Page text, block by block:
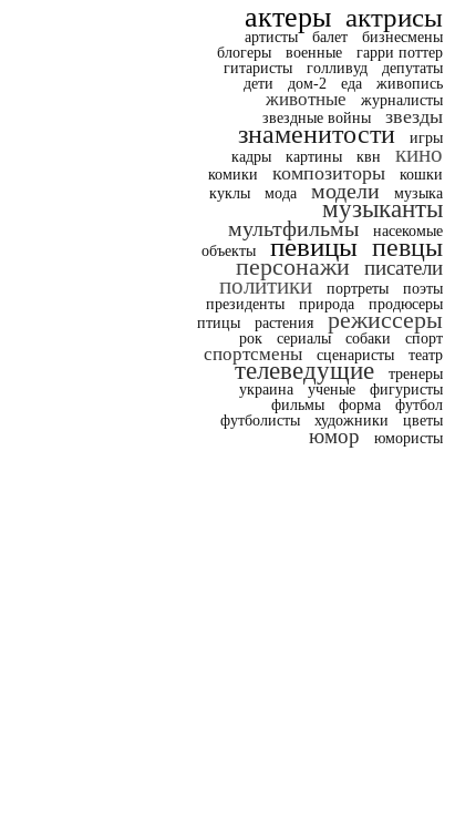
актеры актрисы
артисты балет
бизнесмены
блогеры
военные
гарри поттер
гитаристы
голливуд
депутаты
дети
дом-2 еда живопись
животные
журналисты
звездные войны
звезды
знаменитости
игры
кадры
картины квн кино
комики композиторы
кошки
куклы
мода модели музыка
музыканты
мультфильмы
насекомые
объекты
певицы певцы
персонажи писатели
политики портреты
поэты
президенты
природа
продюсеры
птицы
растения режиссеры
рок сериалы собаки спорт
спортсмены сценаристы театр
телеведущие
тренеры
украина
ученые
фигуристы
фильмы
форма
футбол
футболисты
художники цветы
юмор юмористы